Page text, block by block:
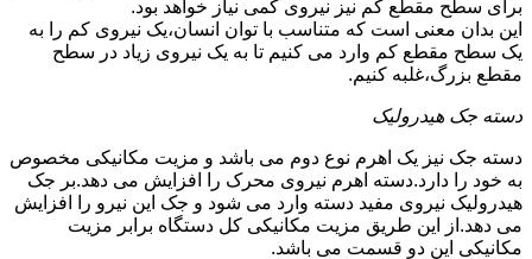
برای سطح مقطع کم نیز نیروی کمی نیاز خواهد بود.
این بدان معنی است که متناسب با توان انسان،یک نیروی کم را به
یک سطح مقطع کم وارد می کنیم تا به یک نیروی زیاد در سطح
مقطع بزرگ،غلبه کنیم.
دسته جک هیدرولیک
دسته جک نیز یک اهرم نوع دوم می باشد و مزیت مکانیکی مخصوص
به خود را دارد.دسته اهرم نیروی محرک را افزایش می دهد.بر جک
هیدرولیک نیروی مفید دسته وارد می شود و جک این نیرو را افزایش
می دهد.از این طریق مزیت مکانیکی کل دستگاه برابر مزیت
مکانیکی این دو قسمت می باشد.